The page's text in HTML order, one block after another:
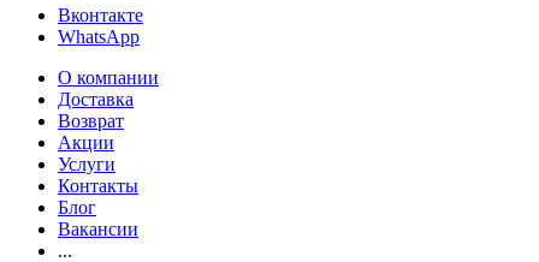
Вконтакте
WhatsApp
О компании
Доставка
Возврат
Акции
Услуги
Контакты
Блог
Вакансии
...